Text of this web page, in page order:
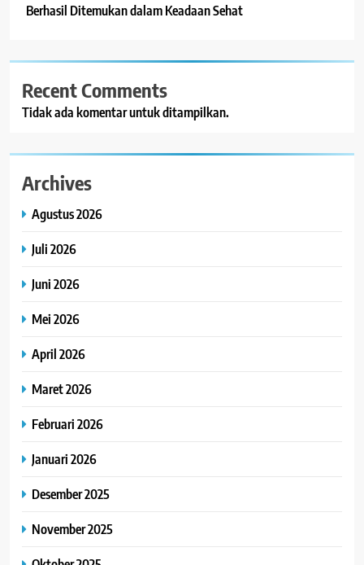
Berhasil Ditemukan dalam Keadaan Sehat
Recent Comments
Tidak ada komentar untuk ditampilkan.
Archives
Agustus 2026
Juli 2026
Juni 2026
Mei 2026
April 2026
Maret 2026
Februari 2026
Januari 2026
Desember 2025
November 2025